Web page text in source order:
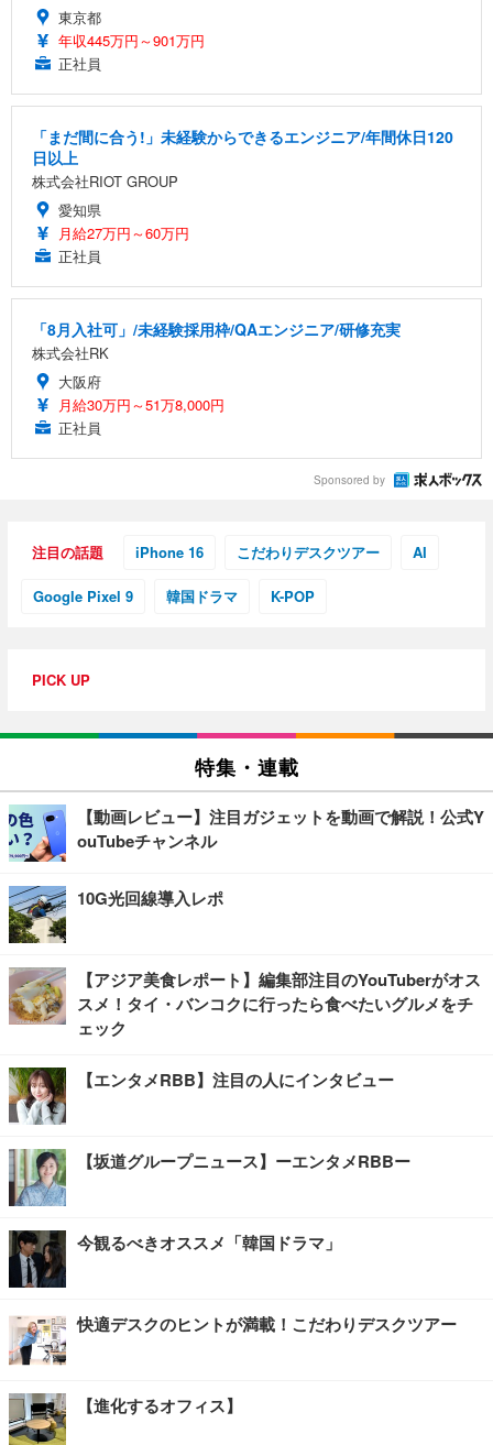
東京都
年収445万円～901万円
正社員
「まだ間に合う!」未経験からできるエンジニア/年間休日120
日以上
株式会社RIOT GROUP
愛知県
月給27万円～60万円
正社員
「8月入社可」/未経験採用枠/QAエンジニア/研修充実
株式会社RK
大阪府
月給30万円～51万8,000円
正社員
Sponsored by
注目の話題 iPhone 16 こだわりデスクツアー AI
Google Pixel 9 韓国ドラマ K-POP
PICK UP
特集・連載
【動画レビュー】注目ガジェットを動画で解説！公式Y
ouTubeチャンネル
10G光回線導入レポ
【アジア美食レポート】編集部注目のYouTuberがオス
スメ！タイ・バンコクに行ったら食べたいグルメをチ
ェック
【エンタメRBB】注目の人にインタビュー
【坂道グループニュース】ーエンタメRBBー
今観るべきオススメ「韓国ドラマ」
快適デスクのヒントが満載！こだわりデスクツアー
【進化するオフィス】